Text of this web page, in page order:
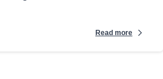
Read more